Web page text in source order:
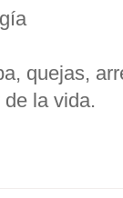
quejas,
la vida.